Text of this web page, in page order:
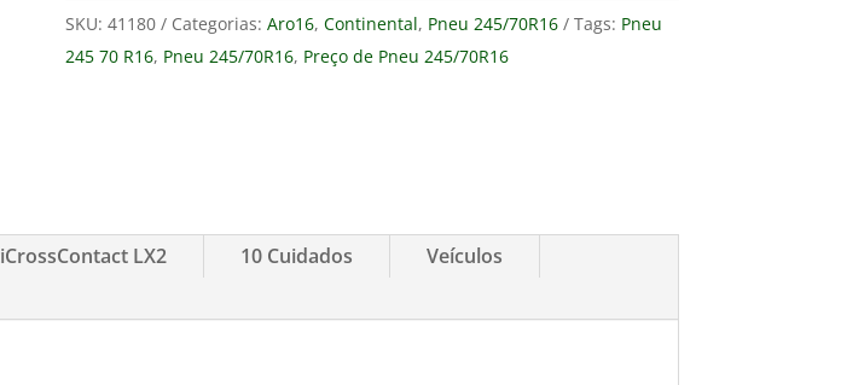
SKU: 41180 Categorias: Aro16, Continental, Pneu 245/70R16 Tags: Pneu
245 70 R16, Pneu 245/70R16, Preço de Pneu 245/70R16
LX2 10 Cuidados
Veículos